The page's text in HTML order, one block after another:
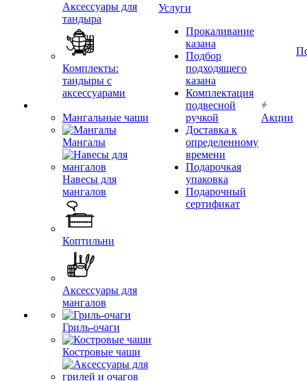
Аксессуары для
тандыра
Комплекты:
тандыры с
аксессуарами
Мангальные чаши
Мангалы
Навесы для
мангалов
Коптильни
Аксессуары для
мангалов
Гриль-очаги
Костровые чаши
Услуги
Прокаливание
казана
Подбор
подходящего
казана
Комплектация
подвесной
ручкой
Доставка к
определенному
времени
Подарочкая
упаковка
Подарочный
сертификат
Акции